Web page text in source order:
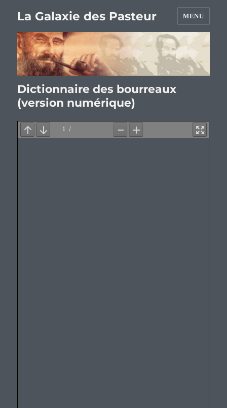
La Galaxie des Pasteur MENU
Dictionnaire des bourreaux
(version numérique)